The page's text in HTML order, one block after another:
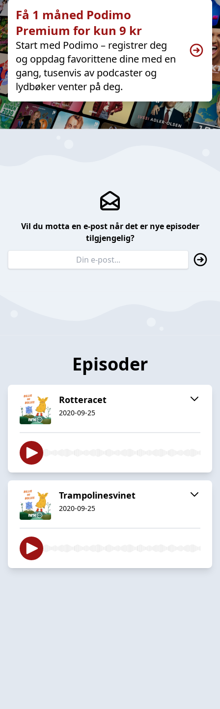
Få 1 måned Podimo
Premium for kun 9 kr
Start med Podimo – registrer deg
og oppdag favorittene dine med en
gang, tusenvis av podcaster og
lydbøker venter på deg.
Vil du motta en e-post når det er nye episoder
tilgjengelig?
Episoder
Rotteracet
2020-09-25
Trampolinesvinet
2020-09-25